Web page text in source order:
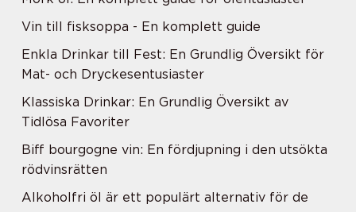
Vin till fisksoppa - En komplett guide
Enkla Drinkar till Fest: En Grundlig Översikt för
Mat- och Dryckesentusiaster
Klassiska Drinkar: En Grundlig Översikt av
Tidlösa Favoriter
Biff bourgogne vin: En fördjupning i den utsökta
rödvinsrätten
Alkoholfri öl är ett populärt alternativ för de